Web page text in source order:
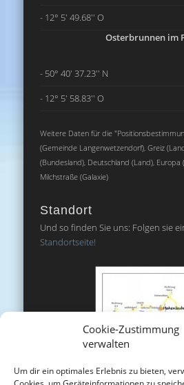
Cookie-Zustimmung
verwalten
Um dir ein optimales Erlebnis zu bieten,
- 12° 5' 49.68'' O
Osterbrunnen im
- 50° 40' 37.23'' N
- 12° 5' 58.83'' O
Weitere Daten für die
(Gemeinde Langenwetzendorf), Greiz
(Bundesland), Deutschland (Land), Europa
Milchstraße (Galaxie)
Standort
Und so finden Sie uns: Folgen sie
Standortseite!